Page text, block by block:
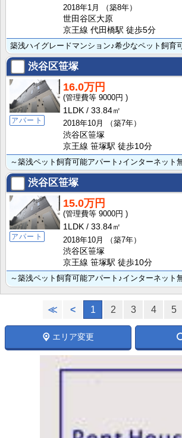
2018年1月
（築8年）
世田谷区大原
京王線 代田橋駅 徒歩5分
築浅ハイグレードマンション♪希少なペット飼育
渋谷区笹塚
アパート
16.0万円
9000円
1LDK
33.84㎡
2018年10月
（築7年）
渋谷区笹塚
京王線 笹塚駅 徒歩10分
～築浅ペット飼育可能アパート♪インターネット
渋谷区笹塚
アパート
15.0万円
9000円
1LDK
33.84㎡
2018年10月
（築7年）
渋谷区笹塚
京王線 笹塚駅 徒歩10分
～築浅ペット飼育可能アパート♪インターネット
≪ < 1 2 3 4 5
エリア変更